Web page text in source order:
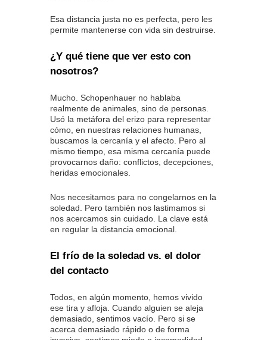
Esa distancia justa no es perfecta, pero les
permite mantenerse con vida sin destruirse.
¿Y qué tiene que ver esto con
nosotros?
Mucho. Schopenhauer no hablaba
realmente de animales, sino de personas.
Usó la metáfora del erizo para representar
cómo, en nuestras relaciones humanas,
buscamos la cercanía y el afecto. Pero al
mismo tiempo, esa misma cercanía puede
provocarnos daño: conflictos, decepciones,
heridas emocionales.
Nos necesitamos para no congelarnos en la
soledad. Pero también nos lastimamos si
nos acercamos sin cuidado. La clave está
en regular la distancia emocional.
El frío de la soledad vs. el dolor
del contacto
Todos, en algún momento, hemos vivido
ese tira y afloja. Cuando alguien se aleja
demasiado, sentimos vacío. Pero si se
acerca demasiado rápido o de forma